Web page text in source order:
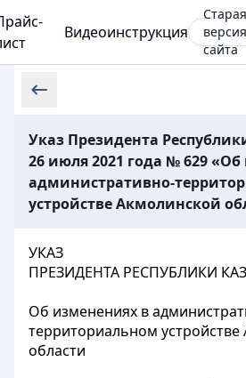
Видеоинструкция
Старая
версия
сайта
Указ Президента
26 июля 2021 года № 629
административно-
устройстве Акмолинской
УКАЗ
ПРЕЗИДЕНТА РЕСПУБЛИКИ
Об изменениях в
территориальном устройстве
области